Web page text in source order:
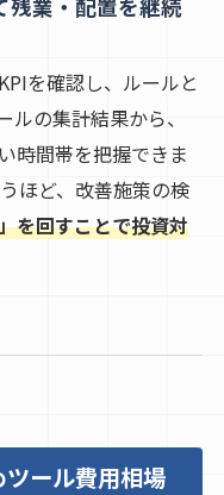
残業・配置を継続
を確認し、ルールと
の集計結果から、
時間帯を把握できま
ほど、改善施策の検
を回すことで投資対
ール費用相場